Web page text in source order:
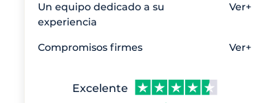
Un equipo dedicado a su
experiencia
Ver+
Compromisos firmes Ver+
Excelente